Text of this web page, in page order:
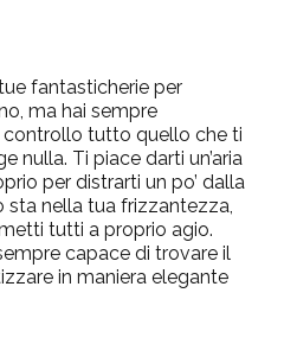
fantasticherie per
ma hai sempre
tutto quello che ti
nulla. Ti piace darti un’aria
per distrarti un po’ dalla
nella tua frizzantezza,
tutti a proprio agio.
capace di trovare il
in maniera elegante